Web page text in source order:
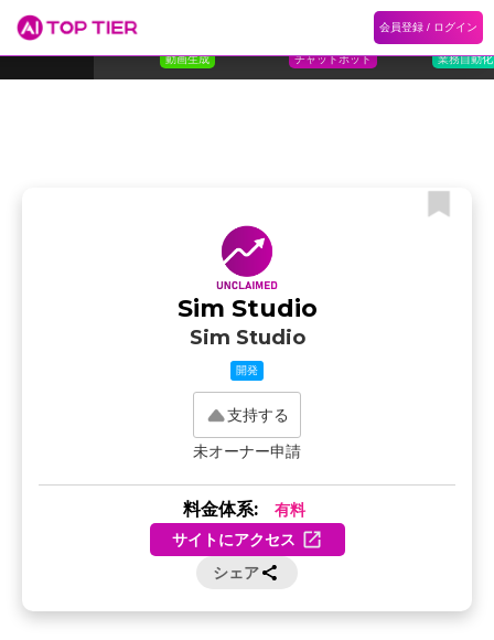
会員登録 / ログイン
ランキング
動画生成 チャットボット
3
Flokzu
業務自動化
Sim Studio
Sim Studio
開発
支持する
未オーナー申請
料金体系: 有料
サイトにアクセス
シェア
ホーム 記事